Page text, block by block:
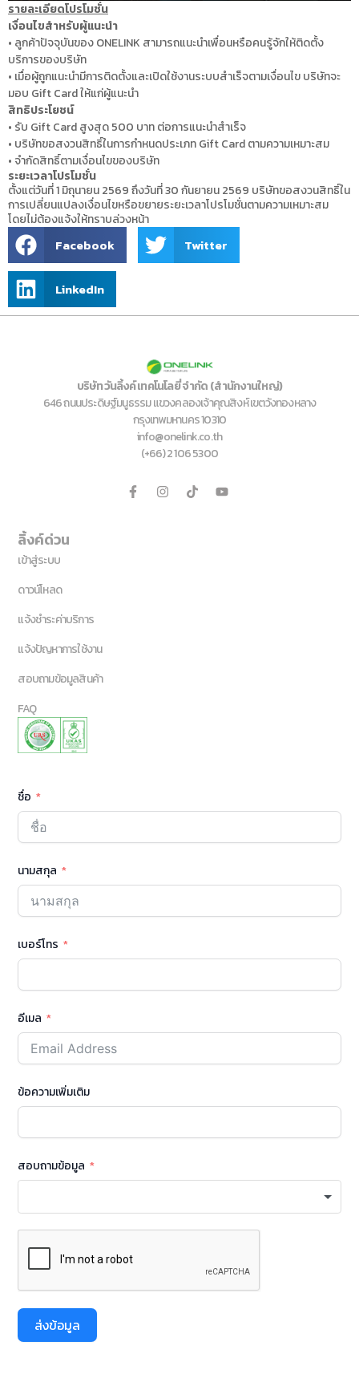
รายละเอียดโปรโมชั่น
เงื่อนไขสำหรับผู้แนะนำ
• ลูกค้าปัจจุบันของ ONELINK สามารถแนะนำเพื่อนหรือคนรู้จักให้ติดตั้ง
บริการของบริษัท
• เมื่อผู้ถูกแนะนำมีการติดตั้งและเปิดใช้งานระบบสำเร็จตามเงื่อนไข บริษัทจะ
มอบ Gift Card ให้แก่ผู้แนะนำ
สิทธิประโยชน์
• รับ Gift Card สูงสุด 500 บาท ต่อการแนะนำสำเร็จ
• บริษัทขอสงวนสิทธิ์ในการกำหนดประเภท Gift Card ตามความเหมาะสม
• จำกัดสิทธิ์ตามเงื่อนไขของบริษัท
ระยะเวลาโปรโมชั่น
ตั้งแต่วันที่ 1 มิถุนายน 2569 ถึงวันที่ 30 กันยายน 2569 บริษัทขอสงวนสิทธิ์ใน
การเปลี่ยนแปลงเงื่อนไขหรือขยายระยะเวลาโปรโมชั่นตามความเหมาะสม
โดยไม่ต้องแจ้งให้ทราบล่วงหน้า
Facebook Twitter
LinkedIn
บริษัท วันลิ้งค์ เทคโนโลยี่ จำกัด (สำนักงานใหญ่)
646 ถนนประดิษฐ์มนูธรรม แขวงคลองเจ้าคุณสิงห์ เขตวังทองหลาง
กรุงเทพมหานคร 10310
info@onelink.co.th
(+66) 2 106 5300
ลิ้งค์ด่วน
เข้าสู่ระบบ
ดาวน์โหลด
แจ้งชำระค่าบริการ
แจ้งปัญหาการใช้งาน
สอบถามข้อมูลสินค้า
FAQ
ชื่อ
นามสกุล
เบอร์โทร
อีเมล
ข้อความเพิ่มเติม
สอบถามข้อมูล
ส่งข้อมูล